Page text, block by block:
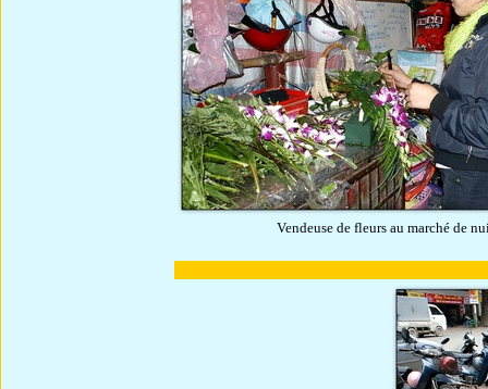
Vendeuse de fleurs au marché de